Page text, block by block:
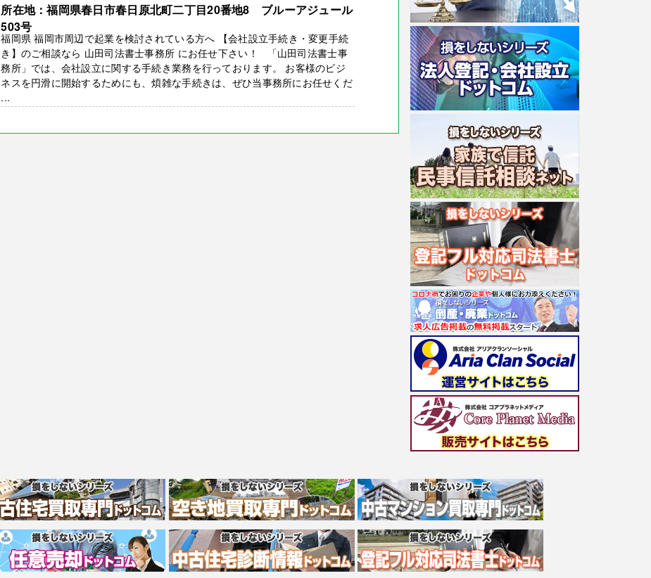
所在地：福岡県春日市春日原北町二丁目20番地8 ブルーアジュール
503号
福岡県 福岡市周辺で起業を検討されている方へ 【会社設立手続き・変更手続
き】のご相談なら 山田司法書士事務所 にお任せ下さい！ 「山田司法書士事
務所」では、会社設立に関する手続き業務を行っております。 お客様のビジ
ネスを円滑に開始するためにも、煩雑な手続きは、ぜひ当事務所にお任せくだ
...